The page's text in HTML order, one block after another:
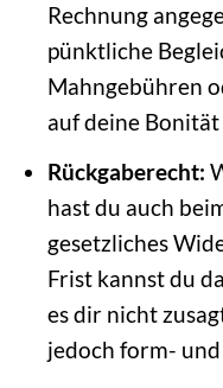
Rechnung
pünktliche
Mahngebühren
auf deine
Rückgaberecht:
hast du auch
gesetzliches
Frist kannst du
es dir nicht
jedoch form-